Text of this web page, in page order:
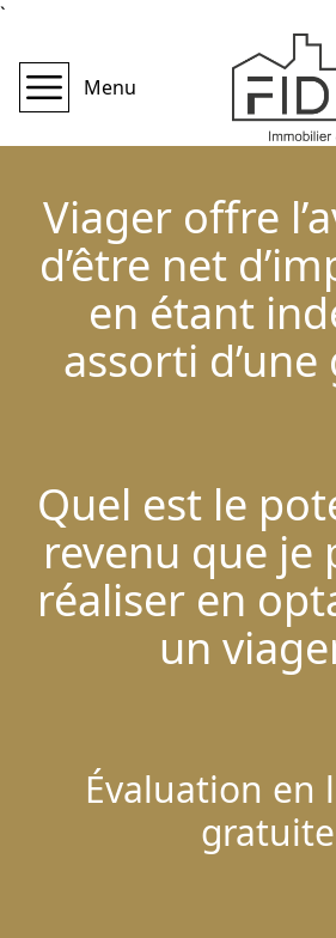
`
Menu
Viager offre
d’être net
en étant
assorti
Quel est le
revenu que je
réaliser en
un
Évaluation en
gratuite